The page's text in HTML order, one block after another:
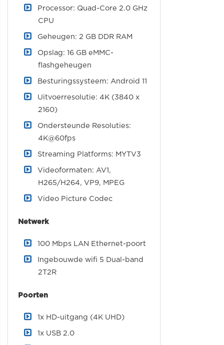
Processor: Quad-Core 2.0 GHz
CPU
Geheugen: 2 GB DDR RAM
Opslag: 16 GB eMMC-
flashgeheugen
Besturingssysteem: Android 11
Uitvoerresolutie: 4K (3840 x
2160)
Ondersteunde Resoluties:
4K@60fps
Streaming Platforms: MYTV3
Videoformaten: AV1,
H265/H264, VP9, MPEG
Video Picture Codec
Netwerk
100 Mbps LAN Ethernet-poort
Ingebouwde wifi 5 Dual-band
2T2R
Poorten
1x HD-uitgang (4K UHD)
1x USB 2.0